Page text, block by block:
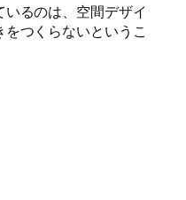
るのは、空間デザイ
つくらないというこ